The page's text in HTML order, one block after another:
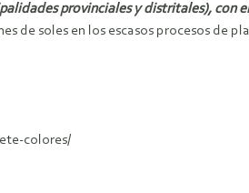
provinciales y distritales),
de soles en los escasos procesos de
colores/